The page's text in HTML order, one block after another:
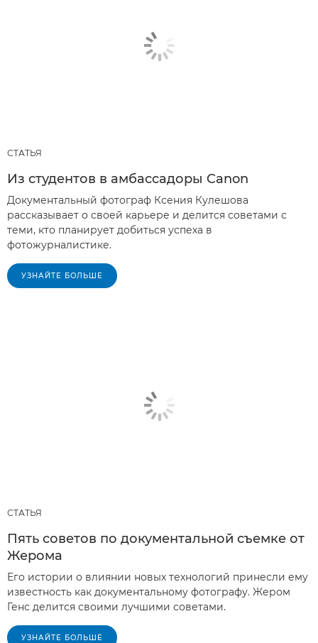
СТАТЬЯ
Из студентов в амбассадоры Canon
Документальный фотограф Ксения Кулешова
рассказывает о своей карьере и делится советами с
теми, кто планирует добиться успеха в
фотожурналистике.
УЗНАЙТЕ БОЛЬШЕ
СТАТЬЯ
Пять советов по документальной съемке от
Жерома
Его истории о влиянии новых технологий принесли ему
известность как документальному фотографу. Жером
Генс делится своими лучшими советами.
УЗНАЙТЕ БОЛЬШЕ